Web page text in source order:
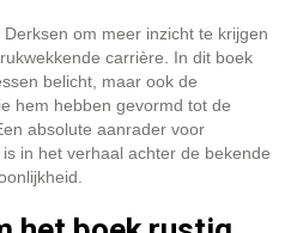
om meer inzicht te krijgen
carrière. In dit boek
belicht, maar ook de
hem hebben gevormd tot de
absolute aanrader voor
in het verhaal achter de bekende